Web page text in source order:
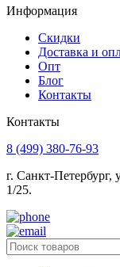
Информация
Скидки
Доставка и
Опт
Блог
Контакты
Контакты
8 (499) 380-76-93
г. Санкт-Петербург,
1/25.